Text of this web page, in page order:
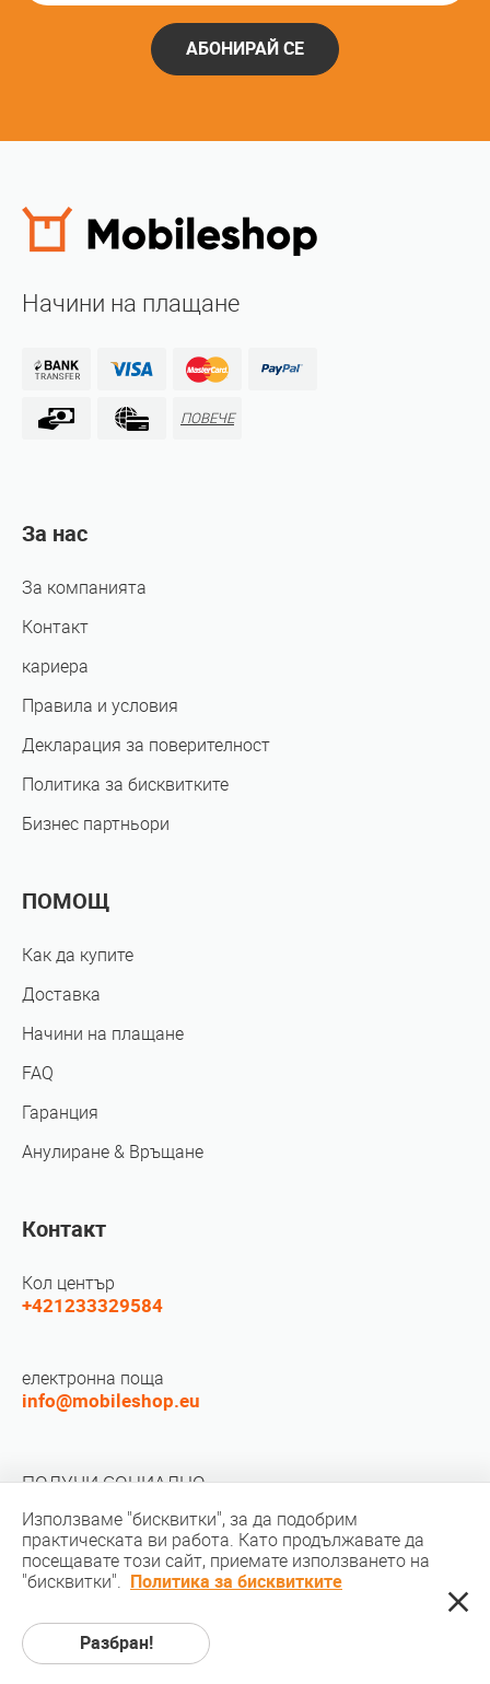
АБОНИРАЙ СЕ
Начини на плащане
ПОВЕЧЕ
За нас
За компанията
Контакт
кариера
Правила и условия
Декларация за поверителност
Политика за бисквитките
Бизнес партньори
ПОМОЩ
Как да купите
Доставка
Начини на плащане
FAQ
Гаранция
Анулиране & Връщане
Контакт
Кол център
+421233329584
електронна поща
info@mobileshop.eu
ПОЛУЧИ СОЦИАЛНО
Авторско право © 2010-2026 MobileShop.eu. Всички права запазени.
Всички снимки на продукта на сайта са собственост на Mobileshop.eu |
Използваме "бисквитки", за да подобрим
практическата ви работа. Като продължавате да
посещавате този сайт, приемате използването на
"бисквитки". Политика за бисквитките
Разбран!